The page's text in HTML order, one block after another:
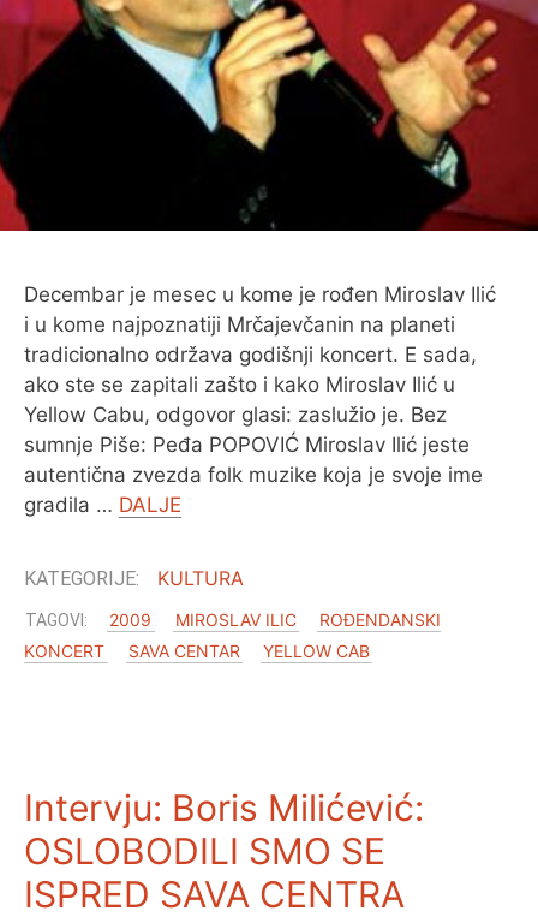
O MENI
Decembar je mesec u kome je rođen Miroslav Ilić
i u kome najpoznatiji Mrčajevčanin na planeti
tradicionalno održava godišnji koncert. E sada,
ako ste se zapitali zašto i kako Miroslav Ilić u
Yellow Cabu, odgovor glasi: zaslužio je. Bez
sumnje Piše: Peđa POPOVIĆ Miroslav Ilić jeste
autentična zvezda folk muzike koja je svoje ime
gradila … DALJE
KULTURA
2009 MIROSLAV ILIC
ROĐENDANSKI
KONCERT
SAVA CENTAR YELLOW CAB
Intervju: Boris Milićević:
OSLOBODILI SMO SE
ISPRED SAVA CENTRA